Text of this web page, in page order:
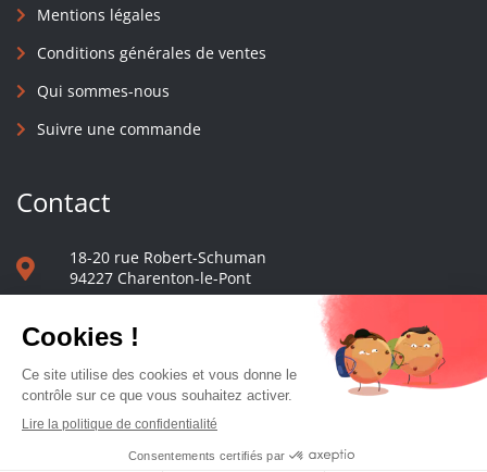
Mentions légales
Conditions générales de ventes
Qui sommes-nous
Suivre une commande
Contact
18-20 rue Robert-Schuman
94227 Charenton-le-Pont